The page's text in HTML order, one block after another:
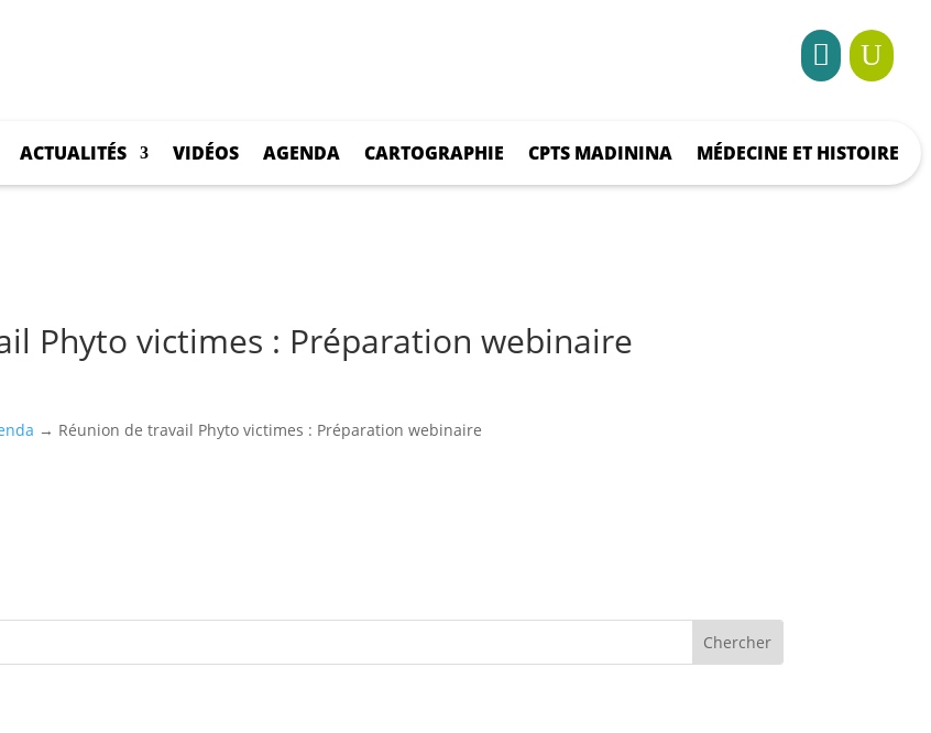
 U
ACTUALITÉS VIDÉOS AGENDA CARTOGRAPHIE CPTS MADININA MÉDECINE ET HISTOIRE
Phyto victimes : Préparation webinaire
→ Réunion de travail Phyto victimes : Préparation webinaire